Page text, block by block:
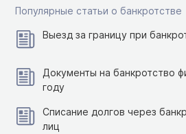
Популярные статьи о банкротстве
Выезд за границу при
Документы на банкротство
году
Списание долгов через
лиц